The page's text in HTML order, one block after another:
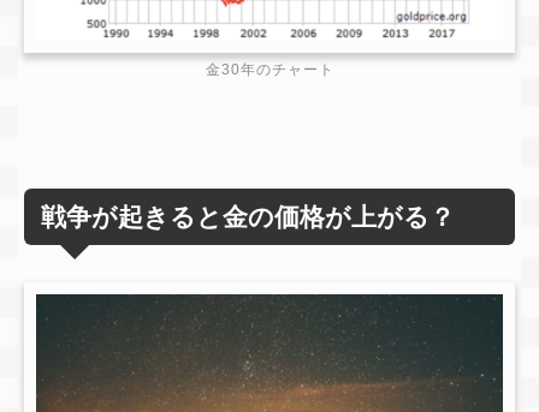
金30年のチャート
戦争が起きると金の価格が上がる？